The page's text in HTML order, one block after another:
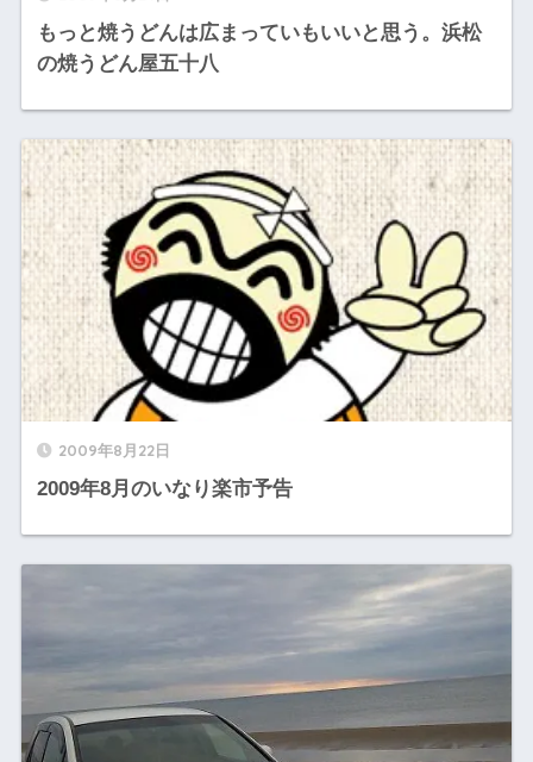
もっと焼うどんは広まっていもいいと思う。浜松
の焼うどん屋五十八
2009年8月22日
2009年8月のいなり楽市予告